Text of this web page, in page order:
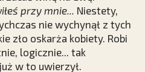
przy mnie... Niestety,
nie wychynął z tych
zło oskarża kobiety. Robi
logicznie... tak
w to uwierzył.